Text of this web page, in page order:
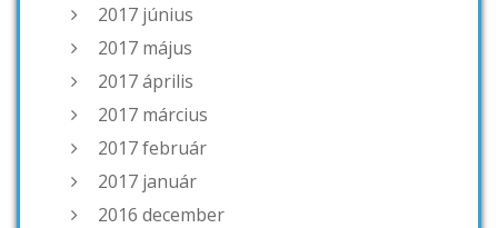
2017 június
2017 május
2017 április
2017 március
2017 február
2017 január
2016 december